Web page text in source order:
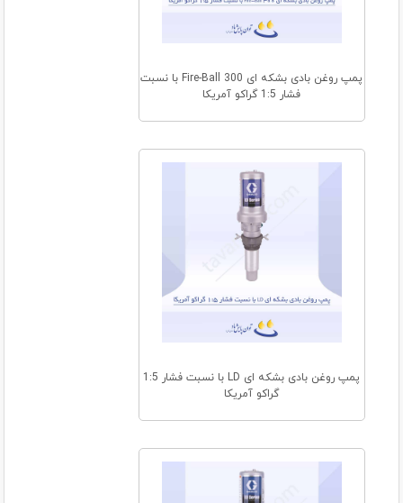
پمپ روغن بادی بشکه ای Fire-Ball 300 با نسبت
فشار 1:5 گراکو آمریکا
پمپ روغن بادی بشکه ای LD با نسبت فشار 1:5
گراکو آمریکا